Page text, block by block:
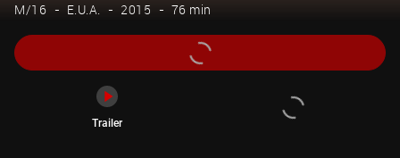
M/16 E.U.A. 2015 76 min
Trailer